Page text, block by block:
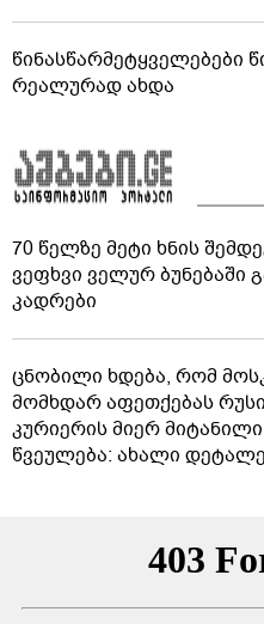
წინასწარმეტყველებები
რეალურად ახდა
70 წელზე მეტი ხნის
ვეფხვი ველურ ბუნებაში
კადრები
ცნობილი ხდება, რომ
მომხდარ აფეთქებას
კურიერის მიერ
წვეულება: ახალი